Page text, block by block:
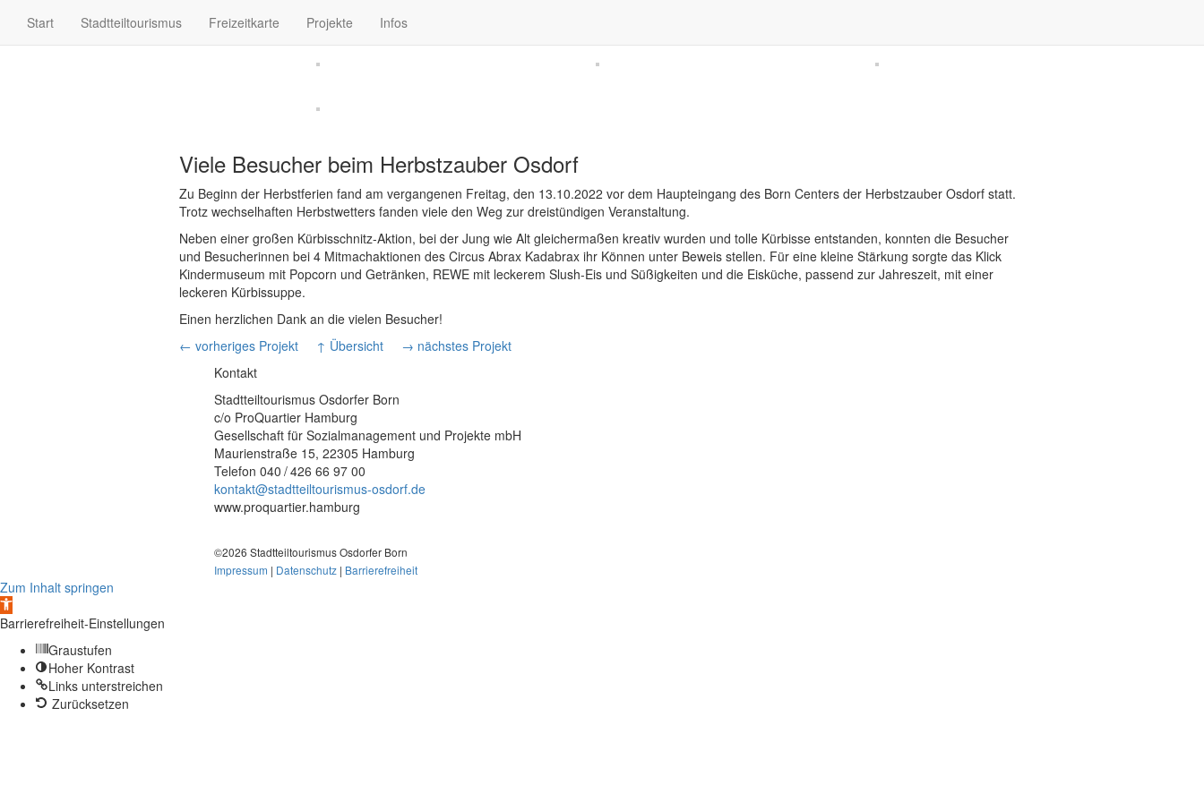
Start Stadtteiltourismus Freizeitkarte Projekte Infos
Viele Besucher beim Herbstzauber Osdorf
Zu Beginn der Herbstferien fand am vergangenen Freitag, den 13.10.2022 vor dem Haupteingang des Born Centers der Herbstzauber Osdorf statt.
Trotz wechselhaften Herbstwetters fanden viele den Weg zur dreistündigen Veranstaltung.
Neben einer großen Kürbisschnitz-Aktion, bei der Jung wie Alt gleichermaßen kreativ wurden und tolle Kürbisse entstanden, konnten die Besucher
und Besucherinnen bei 4 Mitmachaktionen des Circus Abrax Kadabrax ihr Können unter Beweis stellen. Für eine kleine Stärkung sorgte das Klick
Kindermuseum mit Popcorn und Getränken, REWE mit leckerem Slush-Eis und Süßigkeiten und die Eisküche, passend zur Jahreszeit, mit einer
leckeren Kürbissuppe.
Einen herzlichen Dank an die vielen Besucher!
← vorheriges Projekt
↑ Übersicht
→ nächstes Projekt
Kontakt
Stadtteiltourismus Osdorfer Born
c/o ProQuartier Hamburg
Gesellschaft für Sozialmanagement und Projekte mbH
Maurienstraße 15, 22305 Hamburg
Telefon 040 / 426 66 97 00
kontakt@stadtteiltourismus-osdorf.de
www.proquartier.hamburg
©2026 Stadtteiltourismus Osdorfer Born
Impressum | Datenschutz | Barrierefreiheit
Zum Inhalt springen
Werkzeugleiste
öffnen
Barrierefreiheit-Einstellungen
Graustufen
Hoher Kontrast
Links unterstreichen
Zurücksetzen